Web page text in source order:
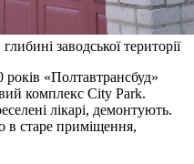
заводської території
«Полтавтрансбуд»
комплекс City Park.
лікарі, демонтують.
в старе приміщення,